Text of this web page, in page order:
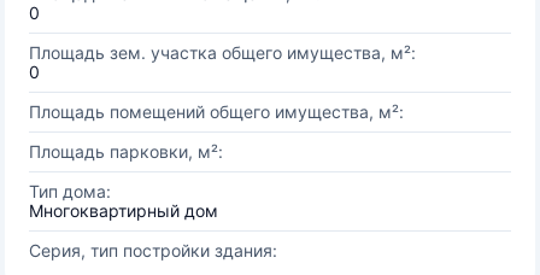
0
Площадь зем. участка общего имущества, м²:
0
Площадь помещений общего имущества, м²:
Площадь парковки, м²:
Тип дома:
Многоквартирный дом
Серия, тип постройки здания: